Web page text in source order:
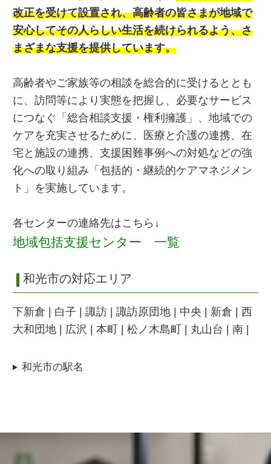
改正を受けて設置され、高齢者の皆さまが地域で
安心してその人らしい生活を続けられるよう、さ
まざまな支援を提供しています。
高齢者やご家族等の相談を総合的に受けるととも
に、訪問等により実態を把握し、必要なサービス
につなぐ「総合相談支援・権利擁護」、地域での
ケアを充実させるために、医療と介護の連携、在
宅と施設の連携、支援困難事例への対処などの強
化への取り組み「包括的・継続的ケアマネジメン
ト」を実施しています。
各センターの連絡先はこちら↓
地域包括支援センター 一覧
和光市の対応エリア
下新倉 | 白子 | 諏訪 | 諏訪原団地 | 中央 | 新倉 | 西
大和団地 | 広沢 | 本町 | 松ノ木島町 | 丸山台 | 南 |
和光市の駅名